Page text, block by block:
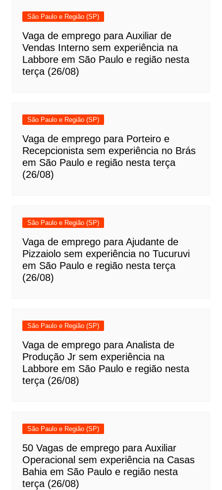
São Paulo e Região (SP)
Vaga de emprego para Auxiliar de
Vendas Interno sem experiência na
Labbore em São Paulo e região nesta
terça (26/08)
São Paulo e Região (SP)
Vaga de emprego para Porteiro e
Recepcionista sem experiência no Brás
em São Paulo e região nesta terça
(26/08)
São Paulo e Região (SP)
Vaga de emprego para Ajudante de
Pizzaiolo sem experiência no Tucuruvi
em São Paulo e região nesta terça
(26/08)
São Paulo e Região (SP)
Vaga de emprego para Analista de
Produção Jr sem experiência na
Labbore em São Paulo e região nesta
terça (26/08)
São Paulo e Região (SP)
50 Vagas de emprego para Auxiliar
Operacional sem experiência na Casas
Bahia em São Paulo e região nesta
terça (26/08)